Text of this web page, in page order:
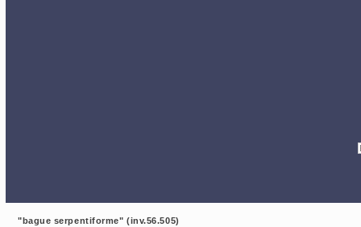
"bague serpentiforme" (inv.56.505)